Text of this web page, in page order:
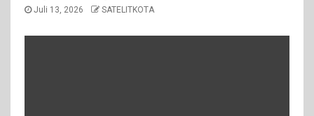
Juli 13, 2026 SATELITKOTA